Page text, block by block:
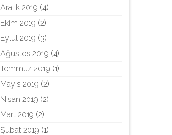
Aralık 2019 (4)
Ekim 2019 (2)
Eylül 2019 (3)
Ağustos 2019 (4)
Temmuz 2019 (1)
Mayıs 2019 (2)
Nisan 2019 (2)
Mart 2019 (2)
Şubat 2019 (1)